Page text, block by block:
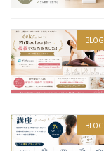
BLOG
BLOG